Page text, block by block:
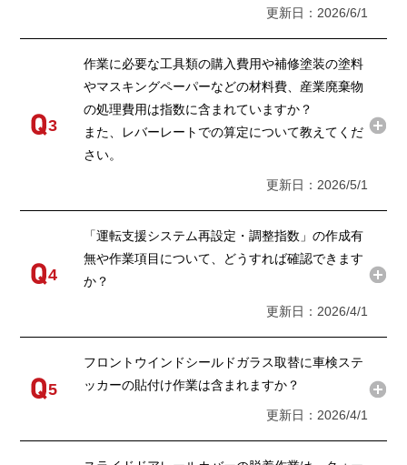
更新日：2026/6/1
3
作業に必要な工具類の購入費用や補修塗装の塗料
やマスキングペーパーなどの材料費、産業廃棄物
の処理費用は指数に含まれていますか？
また、レバーレートでの算定について教えてくだ
さい。
更新日：2026/5/1
4
「運転支援システム再設定・調整指数」の作成有
無や作業項目について、どうすれば確認できます
か？
更新日：2026/4/1
5
フロントウインドシールドガラス取替に車検ステ
ッカーの貼付け作業は含まれますか？
更新日：2026/4/1